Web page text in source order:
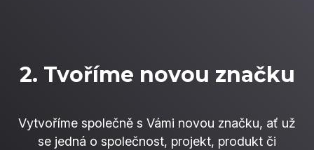
2. Tvoříme novou značku
Vytvoříme společně s Vámi novou značku, ať už
se jedná o společnost, projekt, produkt či